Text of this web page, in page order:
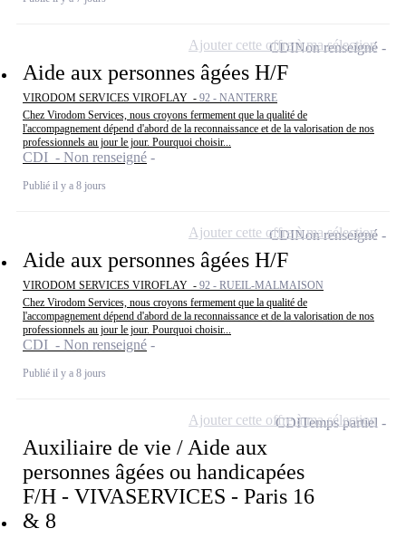
Aide aux personnes âgées H/F
VIRODOM SERVICES VIROFLAY - 92 - NANTERRE
Chez Virodom Services, nous croyons fermement que la qualité de
l'accompagnement dépend d'abord de la reconnaissance et de la valorisation de nos
professionnels au jour le jour. Pourquoi choisir...
CDI - Non renseigné
Publié il y a 8 jours
CDINon renseigné
Ajouter cette offre à ma sélection
Aide aux personnes âgées H/F
VIRODOM SERVICES VIROFLAY - 92 - RUEIL-MALMAISON
Chez Virodom Services, nous croyons fermement que la qualité de
l'accompagnement dépend d'abord de la reconnaissance et de la valorisation de nos
professionnels au jour le jour. Pourquoi choisir...
CDI - Non renseigné
Publié il y a 8 jours
CDINon renseigné
Ajouter cette offre à ma sélection
Auxiliaire de vie / Aide aux
personnes âgées ou handicapées
F/H - VIVASERVICES - Paris 16
& 8
CDITemps partiel
Ajouter cette offre à ma sélection